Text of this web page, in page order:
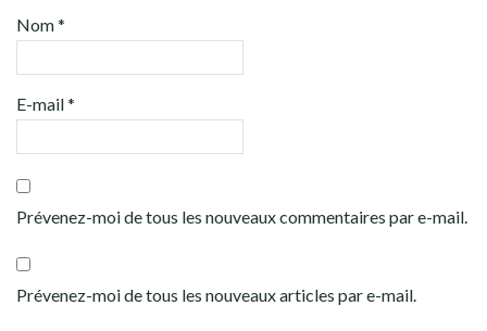
Nom*
E-mail*
Prévenez-moi de tous les nouveaux commentaires par e-mail.
Prévenez-moi de tous les nouveaux articles par e-mail.